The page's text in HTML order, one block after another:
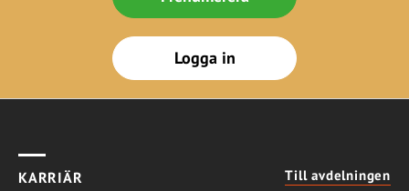
Logga in
KARRIÄR Till avdelningen